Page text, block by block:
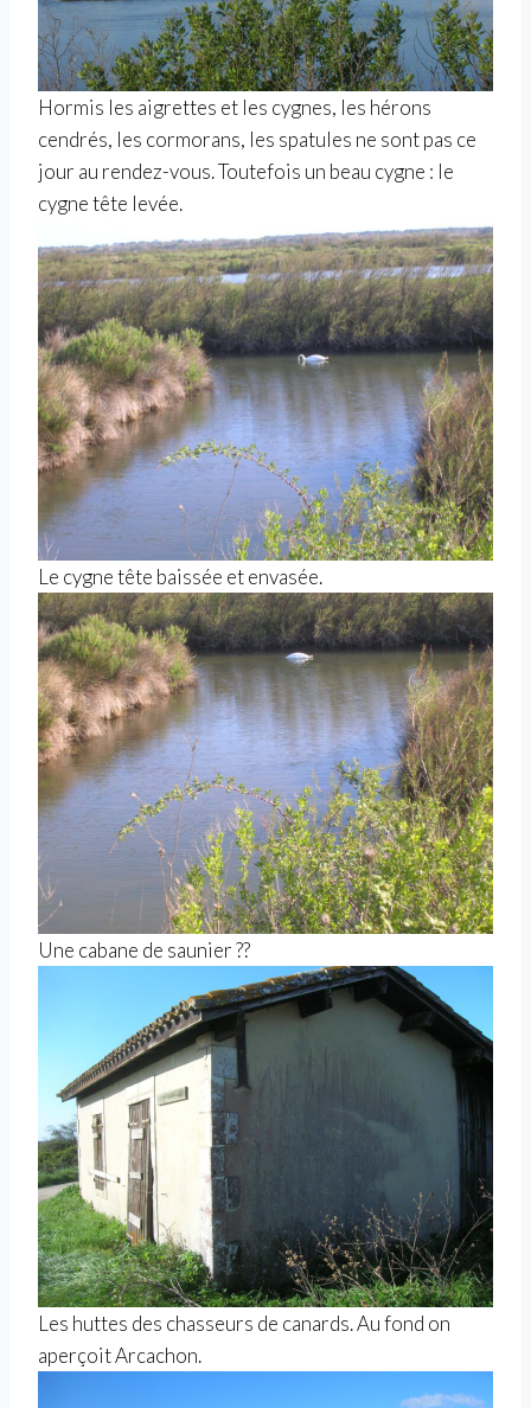
Hormis les aigrettes et les cygnes, les hérons
cendrés, les cormorans, les spatules ne sont pas ce
jour au rendez-vous. Toutefois un beau cygne : le
cygne tête levée.
Le cygne tête baissée et envasée.
Une cabane de saunier ??
Les huttes des chasseurs de canards. Au fond on
aperçoit Arcachon.